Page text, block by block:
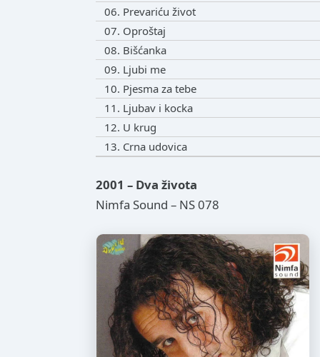
06. Prevariću život
07. Oproštaj
08. Bišćanka
09. Ljubi me
10. Pjesma za tebe
11. Ljubav i kocka
12. U krug
13. Crna udovica
2001 – Dva života
Nimfa Sound – NS 078